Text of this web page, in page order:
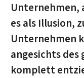
Unternehmen,
es als Illusion,
Unternehmen
angesichts
komplett